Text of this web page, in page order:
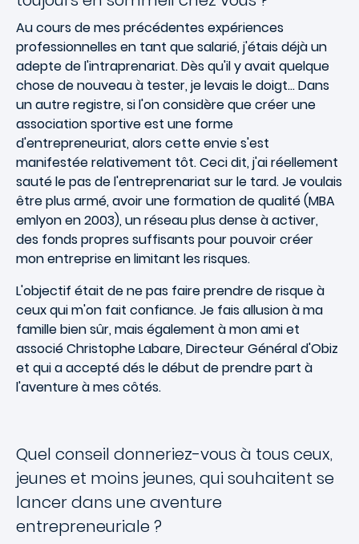
Au cours de mes précédentes expériences
professionnelles en tant que salarié, j'étais déjà un
adepte de l'intraprenariat. Dès qu'il y avait quelque
chose de nouveau à tester, je levais le doigt... Dans
un autre registre, si l'on considère que créer une
association sportive est une forme
d'entrepreneuriat, alors cette envie s'est
manifestée relativement tôt. Ceci dit, j'ai réellement
sauté le pas de l'entreprenariat sur le tard. Je voulais
être plus armé, avoir une formation de qualité (MBA
emlyon en 2003), un réseau plus dense à activer,
des fonds propres suffisants pour pouvoir créer
mon entreprise en limitant les risques.
L'objectif était de ne pas faire prendre de risque à
ceux qui m'on fait confiance. Je fais allusion à ma
famille bien sûr, mais également à mon ami et
associé Christophe Labare, Directeur Général d'Obiz
et qui a accepté dés le début de prendre part à
l'aventure à mes côtés.
Quel conseil donneriez-vous à tous ceux,
jeunes et moins jeunes, qui souhaitent se
lancer dans une aventure
entrepreneuriale ?